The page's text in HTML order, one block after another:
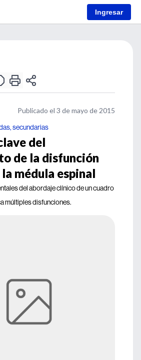
Ingresar
Publicado el 3 de mayo de 2015
secundarias
del
de la disfunción
médula espinal
del abordaje clínico de un cuadro
múltiples disfunciones.